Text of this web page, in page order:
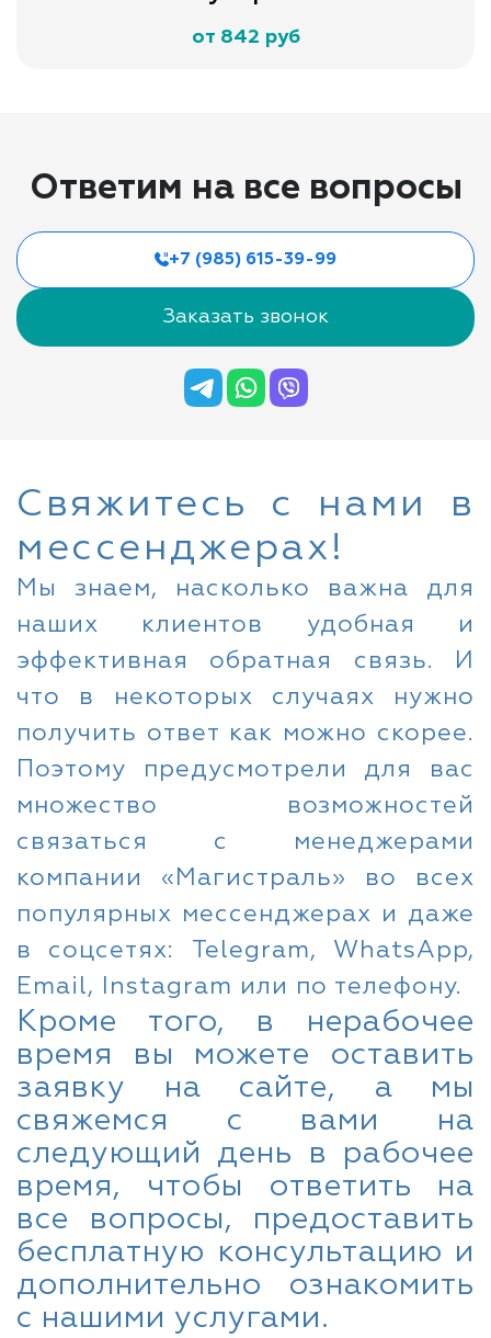
от 842 руб
Ответим на все вопросы
+7 (985) 615-39-99
Заказать звонок
Свяжитесь с нами в
мессенджерах!
Мы знаем, насколько важна для
наших клиентов удобная и
эффективная обратная связь. И
что в некоторых случаях нужно
получить ответ как можно скорее.
Поэтому предусмотрели для вас
множество возможностей
связаться с менеджерами
компании «Магистраль» во всех
популярных мессенджерах и даже
в соцсетях: Telegram, WhatsApp,
Email, Instagram или по телефону.
Кроме того, в нерабочее
время вы можете оставить
заявку на сайте, а мы
свяжемся с вами на
следующий день в рабочее
время, чтобы ответить на
все вопросы, предоставить
бесплатную консультацию и
дополнительно ознакомить
с нашими услугами.